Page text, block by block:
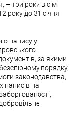
– три роки вісім
року до 31 січня
напису у
за якими
порядку,
законодавства,
написів на